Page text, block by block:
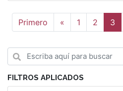
Primero « Anterior
1 2 3
FILTROS APLICADOS